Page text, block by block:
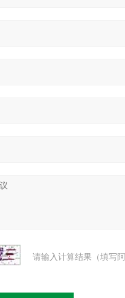
请输入计算结果（填写